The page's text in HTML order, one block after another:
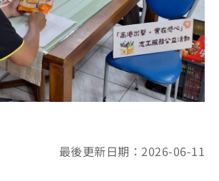
最後更新日期：2026-06-11